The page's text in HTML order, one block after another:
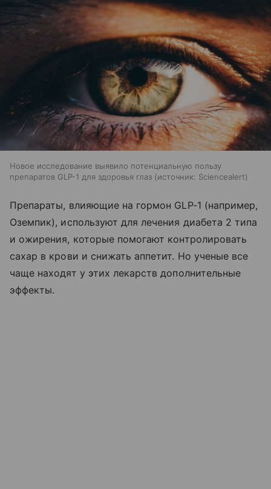
Новое исследование выявило потенциальную пользу
препаратов GLP-1 для здоровья глаз
источник: Sciencealert
Препараты, влияющие на гормон GLP‑1 (например,
Оземпик), используют для лечения диабета 2 типа
и ожирения, которые помогают контролировать
сахар в крови и снижать аппетит. Но ученые все
чаще находят у этих лекарств дополнительные
эффекты.